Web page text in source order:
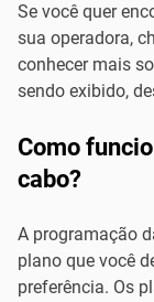
Se você quer
sua operadora,
conhecer mais
sendo exibido,
Como
cabo?
A programação
plano que você
preferência. Os